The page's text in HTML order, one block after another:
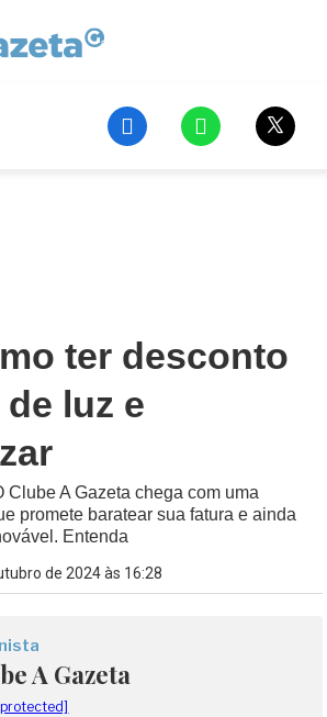
ter desconto
luz e
Clube A Gazeta chega com uma
promete baratear sua fatura e ainda
Entenda
de 2024 às 16:28
A Gazeta